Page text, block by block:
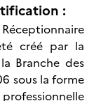
:
créé par la
Branche des
sous la forme